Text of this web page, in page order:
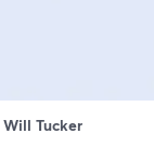
Will Tucker